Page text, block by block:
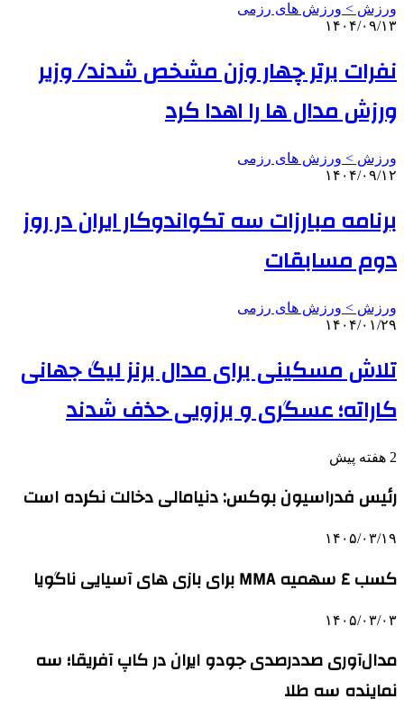
ورزش > ورزش های رزمی
۱۴۰۴/۰۹/۱۳
نفرات برتر چهار وزن مشخص شدند/ وزیر
ورزش مدال ها را اهدا کرد
ورزش > ورزش های رزمی
۱۴۰۴/۰۹/۱۲
برنامه مبارزات سه تکواندوکار ایران در روز
دوم مسابقات
ورزش > ورزش های رزمی
۱۴۰۴/۰۱/۲۹
تلاش مسکینی برای مدال برنز لیگ جهانی
کاراته؛ عسگری و برزویی حذف شدند
2 هفته پیش
رئیس فدراسیون بوکس: دنیامالی دخالت نکرده است
۱۴۰۵/۰۳/۱۹
کسب ٤ سهمیه MMA برای بازی های آسیایی ناگویا
۱۴۰۵/۰۳/۰۳
مدال‌آوری صددرصدی جودو ایران در کاپ آفریقا؛ سه
نماینده سه طلا